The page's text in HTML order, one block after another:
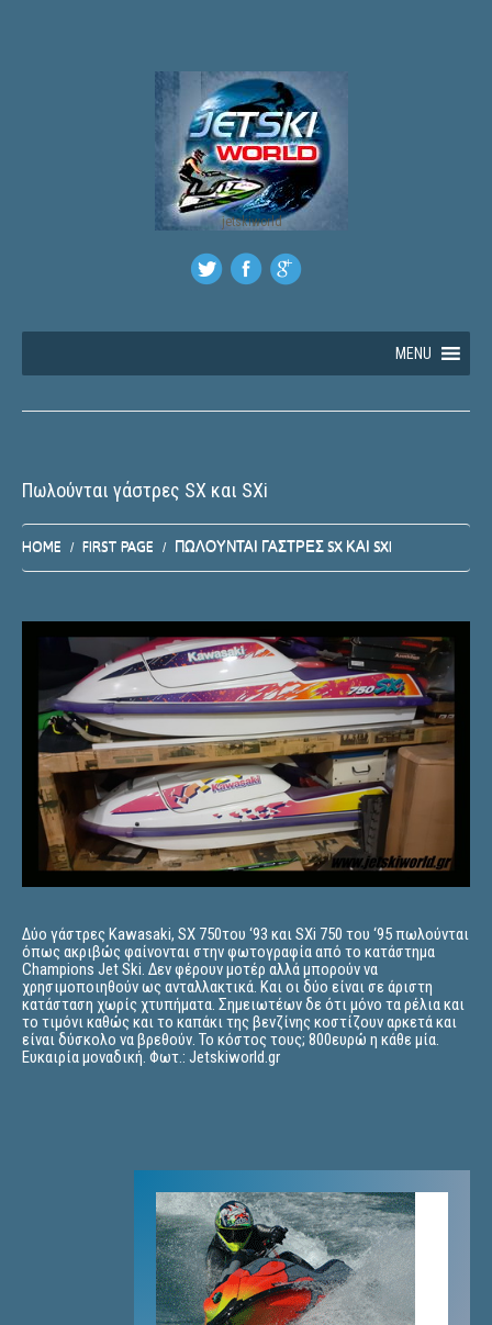
jetskiworld
MENU
Πωλούνται γάστρες SX και SXi
HOME FIRST PAGE ΠΩΛΟΎΝΤΑΙ ΓΆΣΤΡΕΣ SX ΚΑΙ SXI
Δύο γάστρες Kawasaki, SX 750του ‘93 και SXi 750 του ‘95 πωλούνται
όπως ακριβώς φαίνονται στην φωτογραφία από το κατάστημα
Champions Jet Ski. Δεν φέρουν μοτέρ αλλά μπορούν να
χρησιμοποιηθούν ως ανταλλακτικά. Και οι δύο είναι σε άριστη
κατάσταση χωρίς χτυπήματα. Σημειωτέων δε ότι μόνο τα ρέλια και
το τιμόνι καθώς και το καπάκι της βενζίνης κοστίζουν αρκετά και
είναι δύσκολο να βρεθούν. Το κόστος τους; 800ευρώ η κάθε μία.
Ευκαιρία μοναδική. Φωτ.: Jetskiworld.gr